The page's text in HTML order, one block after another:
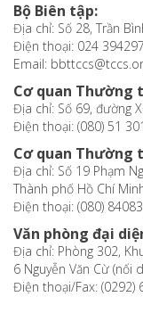
Bộ Biên tập:
Địa chỉ: Số 28, Trần
Điện thoại: 024
Email:
Cơ quan Thường
Địa chỉ: Số 69, đường
Điện thoại: (080) 51
Cơ quan Thường
Địa chỉ: Số 19 Phạm
Thành phố Hồ Chí
Điện thoại: (080)
Văn phòng đại
Địa chỉ: Phòng 302,
6 Nguyễn Văn Cừ (nối
Điện thoại/Fax: (0292)